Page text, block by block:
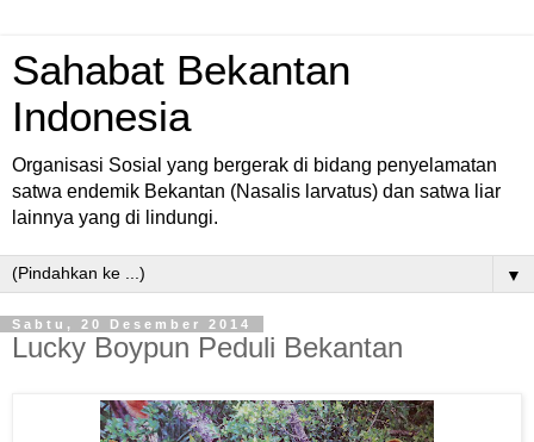
Sahabat Bekantan
Indonesia
Organisasi Sosial yang bergerak di bidang penyelamatan
satwa endemik Bekantan (Nasalis larvatus) dan satwa liar
lainnya yang di lindungi.
▼
Sabtu, 20 Desember 2014
Lucky Boypun Peduli Bekantan